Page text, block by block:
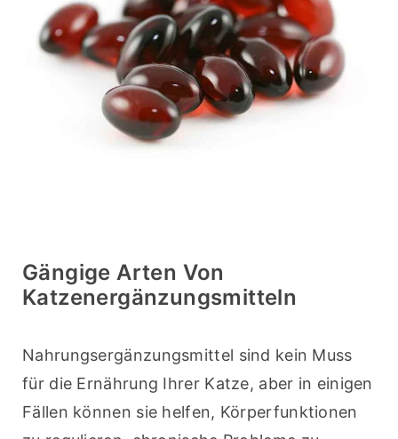
Gängige Arten Von
Katzenergänzungsmitteln
Nahrungsergänzungsmittel sind kein Muss
für die Ernährung Ihrer Katze, aber in einigen
Fällen können sie helfen, Körperfunktionen